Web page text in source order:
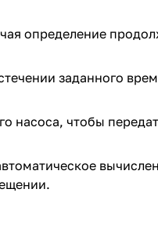
определение
заданного
насоса, чтобы